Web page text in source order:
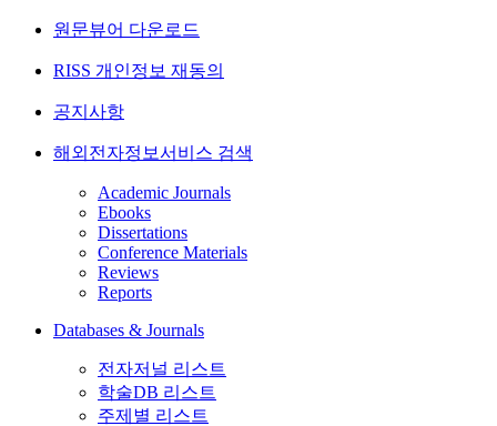
원문뷰어 다운로드
RISS 개인정보 재동의
공지사항
해외전자정보서비스 검색
Academic Journals
Ebooks
Dissertations
Conference Materials
Reviews
Reports
Databases & Journals
전자저널 리스트
학술DB 리스트
주제별 리스트